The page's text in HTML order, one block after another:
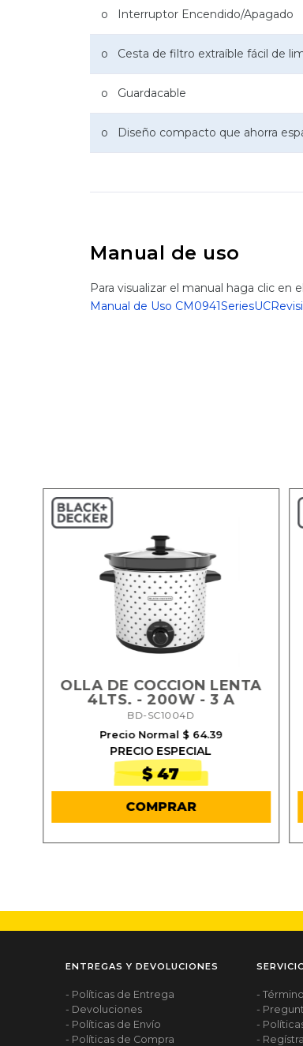
o Interruptor Encendido/Apagado
o Cesta de filtro extraíble fácil de
o Guardacable
o Diseño compacto que ahorra
Manual de uso
Para visualizar el manual haga clic en
Manual de Uso
OLLA DE COCCION LENTA
4LTS. - 200W - 3 A
BD-SC1004D
Precio Normal $ 64.39
PRECIO ESPECIAL
$ 47
COMPRAR
ENTREGAS Y DEVOLUCIONES
- Políticas de Entrega
- Devoluciones
- Políticas de Envío
- Políticas de Compra
-
-
-
-